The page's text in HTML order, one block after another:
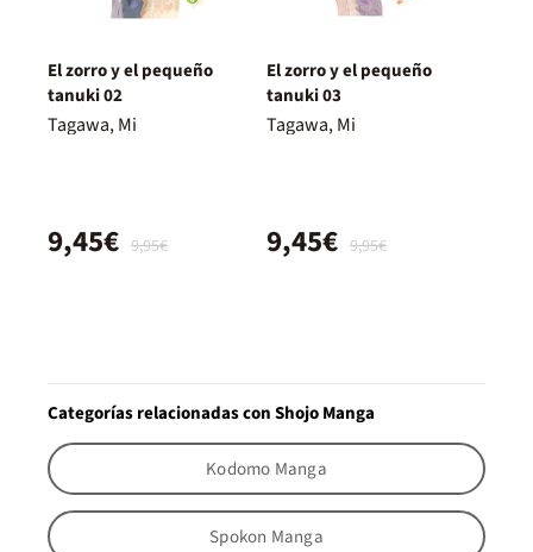
El zorro y el pequeño
tanuki 02
Tagawa, Mi
9,95€
9,45€
El zorro y el pequeño
tanuki 03
Tagawa, Mi
9,95€
9,45€
Categorías relacionadas con Shojo Manga
Kodomo Manga
Spokon Manga